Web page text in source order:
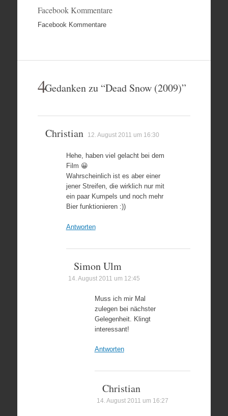
Facebook Kommentare
Facebook Kommentare
4Gedanken zu “Dead Snow (2009)”
Christian 12. August 2011 um 16:30
Hehe, haben viel gelacht bei dem
Film 😀
Wahrscheinlich ist es aber einer
jener Streifen, die wirklich nur mit
ein paar Kumpels und noch mehr
Bier funktionieren :))
Antworten
Simon Ulm
14. August 2011 um 12:45
Muss ich mir Mal
zulegen bei nächster
Gelegenheit. Klingt
interessant!
Antworten
Christian
14. August 2011 um 16:27